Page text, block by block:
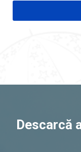
Descarcă